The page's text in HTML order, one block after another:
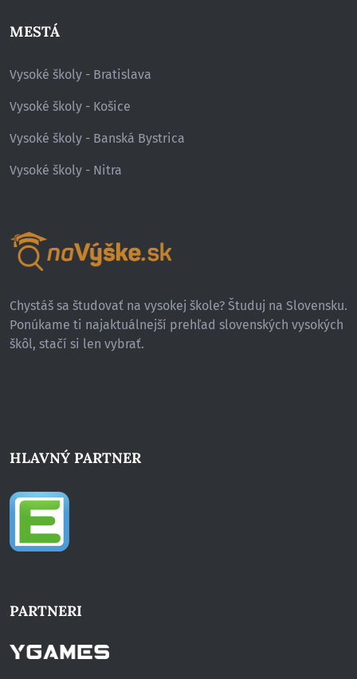
MESTÁ
Vysoké školy - Bratislava
Vysoké školy - Košice
Vysoké školy - Banská Bystrica
Vysoké školy - Nitra
Chystáš sa študovať na vysokej škole? Študuj na Slovensku.
Ponúkame ti najaktuálnejší prehľad slovenských vysokých
škôl, stačí si len vybrať.
HLAVNÝ PARTNER
PARTNERI